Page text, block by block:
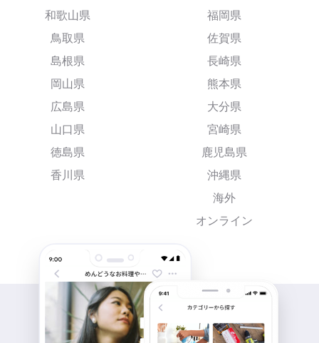
和歌山県
鳥取県
島根県
岡山県
広島県
山口県
徳島県
香川県
福岡県
佐賀県
長崎県
熊本県
大分県
宮崎県
鹿児島県
沖縄県
海外
オンライン